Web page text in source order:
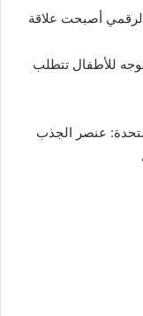
الرقمي أصبحت علاقة
للأطفال تتطلب
عنصر الجذب